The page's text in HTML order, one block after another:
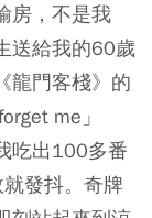
房，不是我
送給我的60歲
龍門客棧》的
me」
吃出100多番
發抖。奇牌